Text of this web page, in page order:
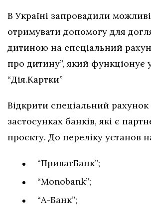
В Україні запровадили
отримувати допомогу для
дитиною на спеціальний
про дитину”, який функціонує
“Дія.Картки”
Відкрити спеціальний
застосунках банків, які є
проєкту. До переліку установ
“ПриватБанк”;
“Monobank”;
“А-Банк”;